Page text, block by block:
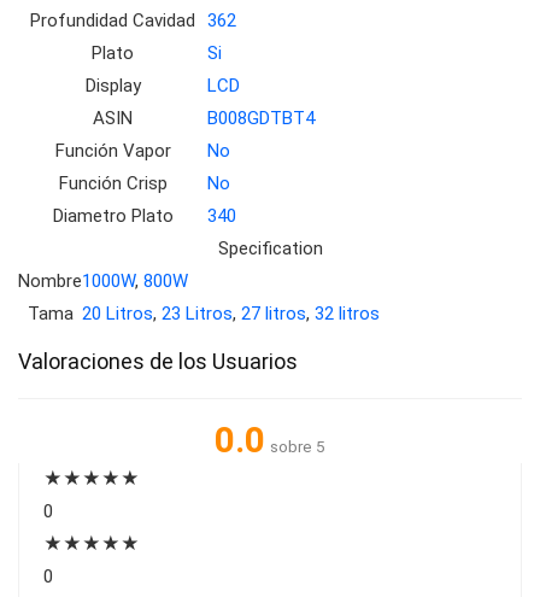
Profundidad Cavidad
362
Plato
Si
Display
LCD
ASIN
B008GDTBT4
Función Vapor
No
Función Crisp
No
Diametro Plato
340
Specification
Nombre1000W, 800W
Tama 20 Litros, 23 Litros, 27 litros, 32 litros
Valoraciones de los Usuarios
0.0 sobre 5
★★★★★
0
★★★★★
0